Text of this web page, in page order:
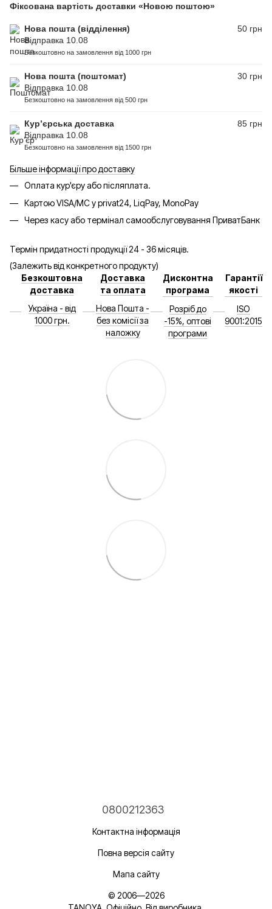
Фіксована вартість доставки «Новою поштою»
Нова пошта (відділення)
Відправка 10.08
Безкоштовно на замовлення від 1000 грн
50 грн
Нова пошта (поштомат)
Відправка 10.08
Безкоштовно на замовлення від 500 грн
30 грн
Кур’єрська доставка
Відправка 10.08
Безкоштовно на замовлення від 1500 грн
85 грн
Більше інформації про доставку
Оплата кур'єру або післяплата.
Картою VISA/MC у privat24, LiqPay, MonoPay
Через касу або термінал самообслуговування ПриватБанк
Термін придатності продукції 24 - 36 місяців.
(Залежить від конкретного продукту)
Безкоштовна
доставка
Україна - від
1000 грн.
Доставка
та оплата
Нова Пошта -
без комісії за
наложку
Дисконтна
програма
Розріб до
-15%, оптові
програми
Гарантії
якості
ISO
9001:2015
0800212363
Контактна інформація
Повна версія сайту
Мапа сайту
© 2006—2026